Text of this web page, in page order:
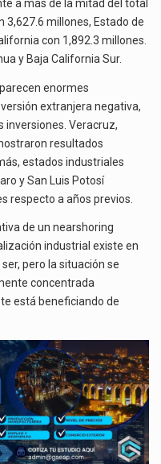
a más de la mitad del total
3,627.6 millones, Estado de
con 1,892.3 millones.
y Baja California Sur.
enormes
extranjera negativa,
inversiones. Veracruz,
resultados
estados industriales
y San Luis Potosí
respecto a años previos.
de un nearshoring
industrial existe en
pero la situación se
concentrada
está beneficiando de